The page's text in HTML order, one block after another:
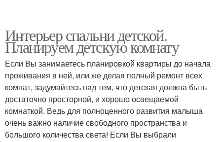
Интерьер спальни детской.
Планируем детскую комнату
Если Вы занимаетесь планировкой квартиры до начала
проживания в ней, или же делая полный ремонт всех
комнат, задумайтесь над тем, что детская должна быть
достаточно просторной, и хорошо освещаемой
комнаткой. Ведь для полноценного развития малыша
очень важно наличие свободного пространства и
большого количества света! Если Вы выбрали